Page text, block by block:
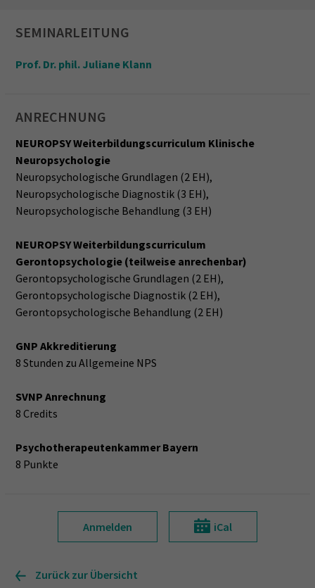
SEMINARLEITUNG
Prof. Dr. phil. Juliane Klann
ANRECHNUNG
NEUROPSY Weiterbildungscurriculum Klinische
Neuropsychologie
Neuropsychologische Grundlagen (2 EH),
Neuropsychologische Diagnostik (3 EH),
Neuropsychologische Behandlung (3 EH)
NEUROPSY Weiterbildungscurriculum
Gerontopsychologie (teilweise anrechenbar)
Gerontopsychologische Grundlagen (2 EH),
Gerontopsychologische Diagnostik (2 EH),
Gerontopsychologische Behandlung (2 EH)
GNP Akkreditierung
8 Stunden zu Allgemeine NPS
SVNP Anrechnung
8 Credits
Psychotherapeutenkammer Bayern
8 Punkte
Anmelden iCal
Zurück zur Übersicht